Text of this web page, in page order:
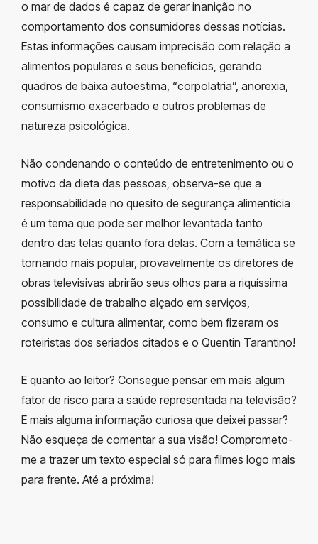
o mar de dados é capaz de gerar inanição no
comportamento dos consumidores dessas notícias.
Estas informações causam imprecisão com relação a
alimentos populares e seus benefícios, gerando
quadros de baixa autoestima, “corpolatria”, anorexia,
consumismo exacerbado e outros problemas de
natureza psicológica.
Não condenando o conteúdo de entretenimento ou o
motivo da dieta das pessoas, observa-se que a
responsabilidade no quesito de segurança alimentícia
é um tema que pode ser melhor levantada tanto
dentro das telas quanto fora delas. Com a temática se
tornando mais popular, provavelmente os diretores de
obras televisivas abrirão seus olhos para a riquíssima
possibilidade de trabalho alçado em serviços,
consumo e cultura alimentar, como bem fizeram os
roteiristas dos seriados citados e o Quentin Tarantino!
E quanto ao leitor? Consegue pensar em mais algum
fator de risco para a saúde representada na televisão?
E mais alguma informação curiosa que deixei passar?
Não esqueça de comentar a sua visão! Comprometo-
me a trazer um texto especial só para filmes logo mais
para frente. Até a próxima!